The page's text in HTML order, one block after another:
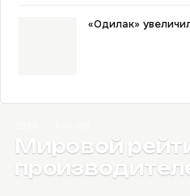
«Одилак»
Мировой